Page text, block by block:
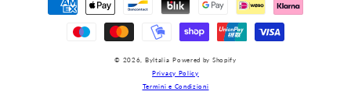
© 2026, ByItalia Powered by Shopify
Privacy Policy
Termini e Condizioni